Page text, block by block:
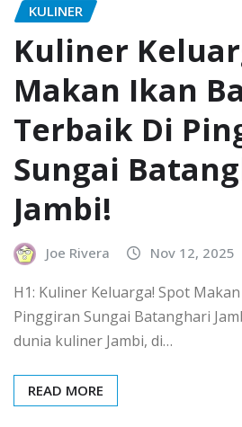
KULINER
Kuliner
Makan Ikan
Terbaik Di
Sungai
Jambi!
Joe Rivera Nov 12, 2025
H1: Kuliner Keluarga! Spot
Pinggiran Sungai Batanghari
dunia kuliner Jambi, di…
READ MORE